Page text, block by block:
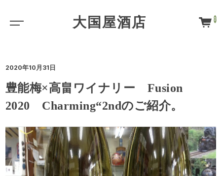
大国屋酒店 0
2020年10月31日
豊能梅×高畠ワイナリー Fusion
2020 Charming“2ndのご紹介。